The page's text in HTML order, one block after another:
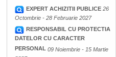
EXPERT ACHIZITII PUBLICE 26
Octombrie - 28 Februarie 2027
RESPONSABIL CU PROTECTIA
DATELOR CU CARACTER
PERSONAL 09 Noiembrie - 15 Martie